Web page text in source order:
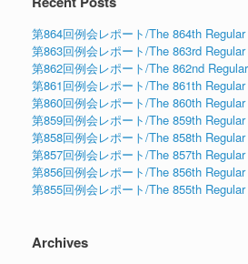
第864回例会レポート/The 864th
第863回例会レポート/The 863rd
第862回例会レポート/The 862nd
第861回例会レポート/The 861th
第860回例会レポート/The 860th
第859回例会レポート/The 859th
第858回例会レポート/The 858th
第857回例会レポート/The 857th
第856回例会レポート/The 856th
第855回例会レポート/The 855th
Archives